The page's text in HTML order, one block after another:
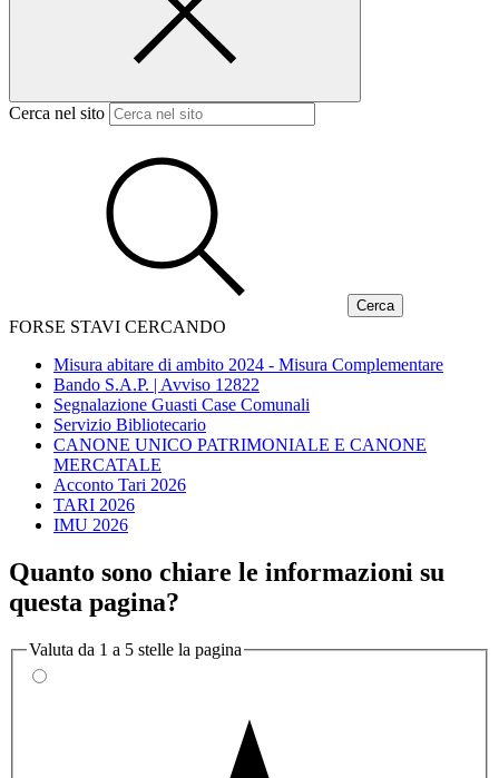
Cerca nel sito
FORSE STAVI CERCANDO
Misura abitare di ambito 2024 - Misura Complementare
Bando S.A.P. | Avviso 12822
Segnalazione Guasti Case Comunali
Servizio Bibliotecario
CANONE UNICO PATRIMONIALE E CANONE
MERCATALE
Acconto Tari 2026
TARI 2026
IMU 2026
Quanto sono chiare le informazioni su
questa pagina?
Valuta da 1 a 5 stelle la pagina